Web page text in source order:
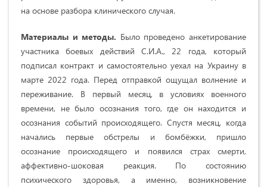
на основе разбора клинического случая.
Материалы и методы. Было проведено анкетирование
участника боевых действий С.И.А., 22 года, который
подписал контракт и самостоятельно уехал на Украину в
марте 2022 года. Перед отправкой ощущал волнение и
переживание. В первый месяц, в условиях военного
времени, не было осознания того, где он находится и
осознания событий происходящего. Спустя месяц, когда
начались первые обстрелы и бомбёжки, пришло
осознание происходящего и появился страх смерти,
аффективно-шоковая реакция. По состоянию
психического здоровья, а именно, возникновение